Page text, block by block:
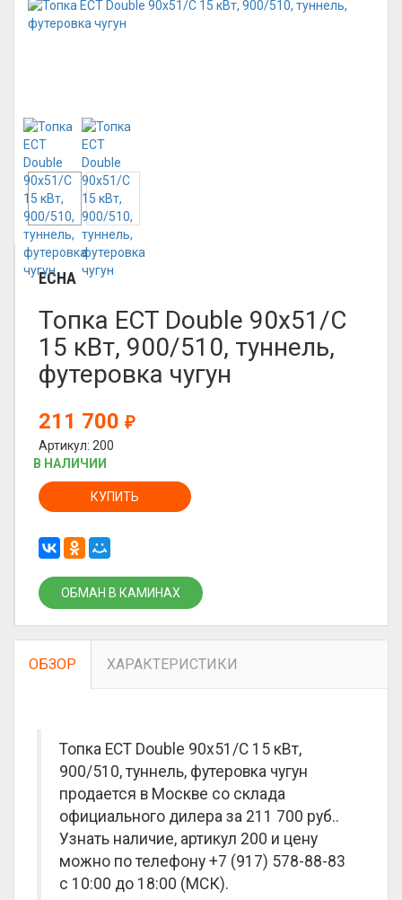
ECHA
Топка ECT Double 90x51/C
15 кВт, 900/510, туннель,
футеровка чугун
211 700 ₽
Артикул: 200
В НАЛИЧИИ
КУПИТЬ
ОБМАН В КАМИНАХ
ОБЗОР ХАРАКТЕРИСТИКИ
Топка ECT Double 90x51/C 15 кВт,
900/510, туннель, футеровка чугун
продается в Москве со склада
официального дилера за 211 700 руб..
Узнать наличие, артикул 200 и цену
можно по телефону +7 (917) 578-88-83
с 10:00 до 18:00 (МСК).